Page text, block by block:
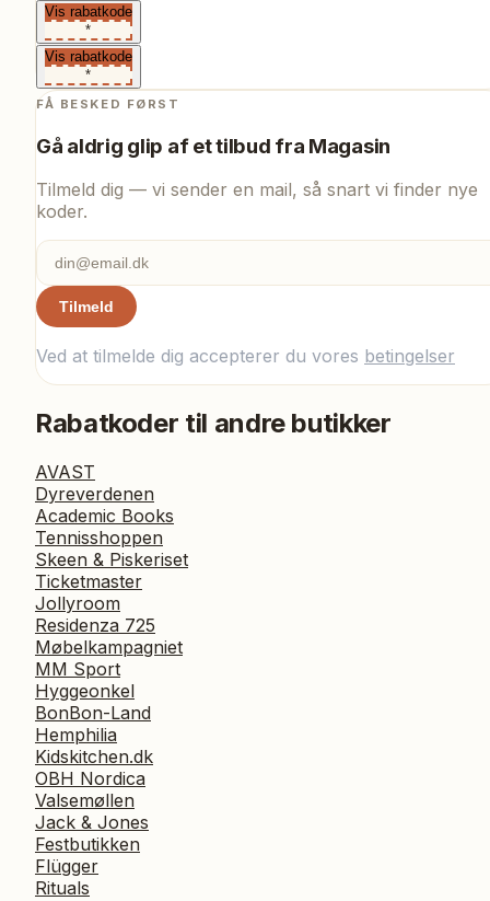
Vis rabatkode
*
Vis rabatkode
*
FÅ BESKED FØRST
Gå aldrig glip af et tilbud fra Magasin
Tilmeld dig — vi sender en mail, så snart vi finder nye
koder.
Tilmeld
Ved at tilmelde dig accepterer du vores betingelser
Rabatkoder til andre butikker
AVAST
Dyreverdenen
Academic Books
Tennisshoppen
Skeen & Piskeriset
Ticketmaster
Jollyroom
Residenza 725
Møbelkampagniet
MM Sport
Hyggeonkel
BonBon-Land
Hemphilia
Kidskitchen.dk
OBH Nordica
Valsemøllen
Jack & Jones
Festbutikken
Flügger
Rituals